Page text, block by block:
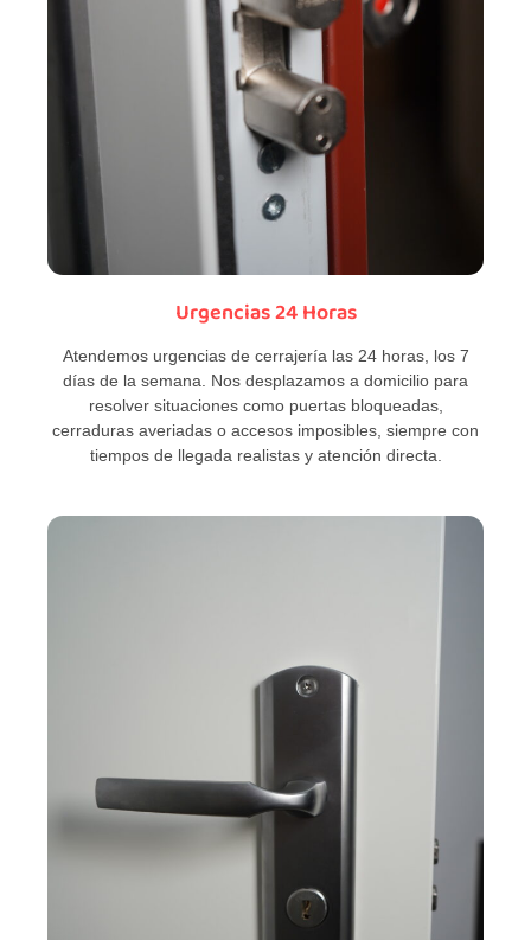
Urgencias 24 Horas
Atendemos urgencias de cerrajería las 24 horas, los 7
días de la semana. Nos desplazamos a domicilio para
resolver situaciones como puertas bloqueadas,
cerraduras averiadas o accesos imposibles, siempre con
tiempos de llegada realistas y atención directa.